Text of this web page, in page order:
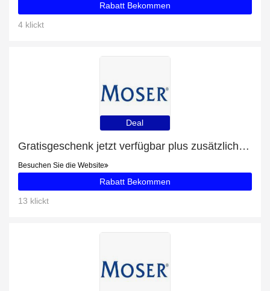
Rabatt Bekommen
4 klickt
Deal
Gratisgeschenk jetzt verfügbar plus zusätzliche 63-Angebote
Besuchen Sie die Website
Rabatt Bekommen
13 klickt